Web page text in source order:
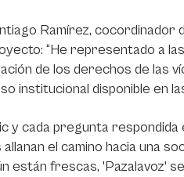
Ramírez, cocordinador
“He representado a
de los derechos de las
institucional disponible en
y cada pregunta
el camino hacia una
están frescas, 'Pazalavoz'